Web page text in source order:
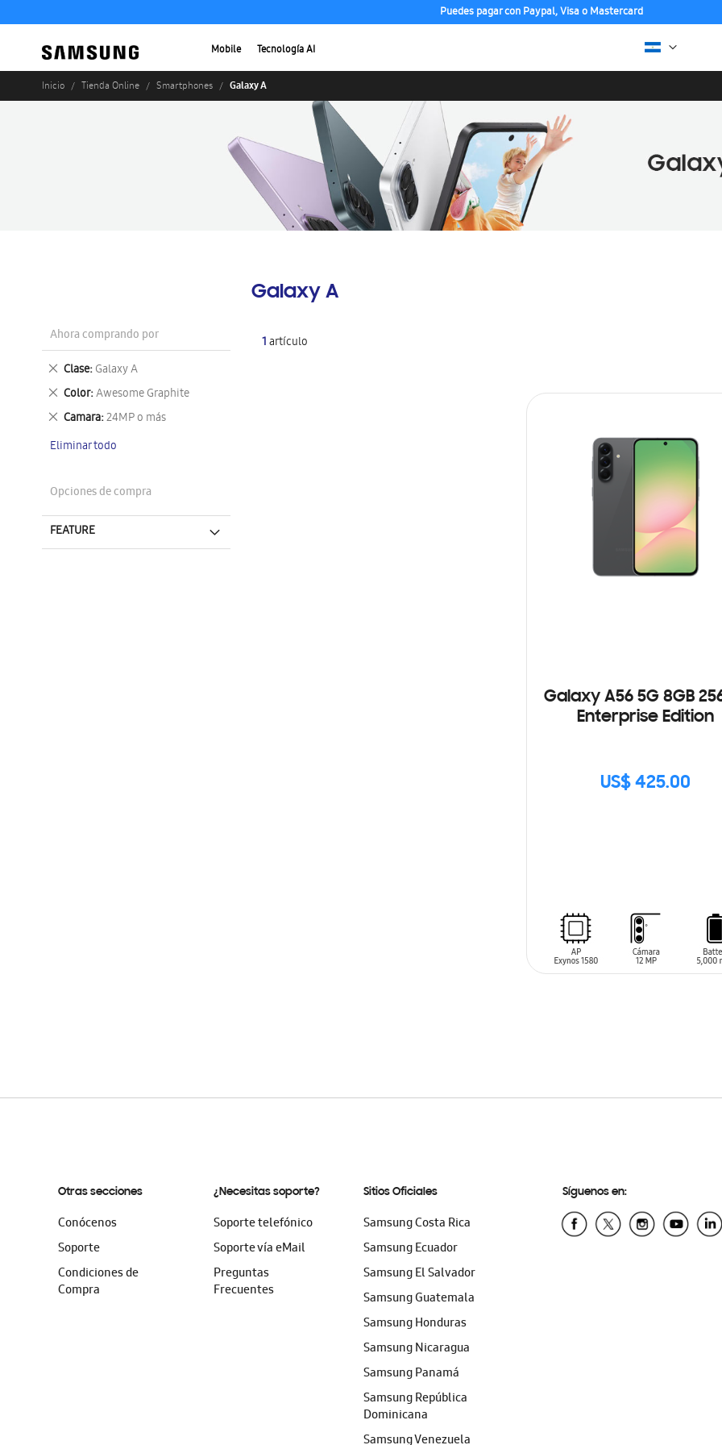
Puedes pagar con Paypal, Visa o Mastercard
Mobile Tecnología AI
Inicio Tienda Online Smartphones Galaxy A
Galaxy A
1artículo
Galaxy A56 5G 8GB
Enterprise Edition
US$ 425.00
SIN
Ahora comprando por
Clase Galaxy A
Eliminar
este
artículo
Color Awesome Graphite
Eliminar
este
artículo
Camara 24MP o más
Eliminar
artículo
Eliminar todo
Opciones de compra
FEATURE
Otras secciones
Conócenos
Soporte
Condiciones de
Compra
¿Necesitas soporte?
Soporte telefónico
Soporte vía eMail
Preguntas
Frecuentes
Sitios Oficiales
Samsung Costa Rica
Samsung Ecuador
Samsung El Salvador
Samsung Guatemala
Samsung Honduras
Samsung Nicaragua
Samsung Panamá
Samsung República
Dominicana
Samsung Venezuela
Síguenos en: